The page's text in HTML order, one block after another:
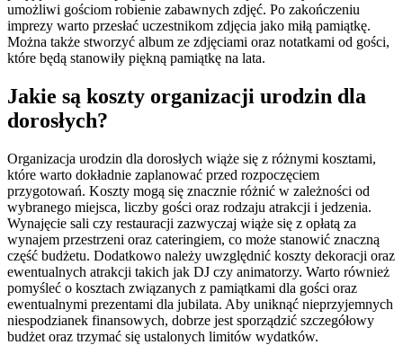
umożliwi gościom robienie zabawnych zdjęć. Po zakończeniu
imprezy warto przesłać uczestnikom zdjęcia jako miłą pamiątkę.
Można także stworzyć album ze zdjęciami oraz notatkami od gości,
które będą stanowiły piękną pamiątkę na lata.
Jakie są koszty organizacji urodzin dla
dorosłych?
Organizacja urodzin dla dorosłych wiąże się z różnymi kosztami,
które warto dokładnie zaplanować przed rozpoczęciem
przygotowań. Koszty mogą się znacznie różnić w zależności od
wybranego miejsca, liczby gości oraz rodzaju atrakcji i jedzenia.
Wynajęcie sali czy restauracji zazwyczaj wiąże się z opłatą za
wynajem przestrzeni oraz cateringiem, co może stanowić znaczną
część budżetu. Dodatkowo należy uwzględnić koszty dekoracji oraz
ewentualnych atrakcji takich jak DJ czy animatorzy. Warto również
pomyśleć o kosztach związanych z pamiątkami dla gości oraz
ewentualnymi prezentami dla jubilata. Aby uniknąć nieprzyjemnych
niespodzianek finansowych, dobrze jest sporządzić szczegółowy
budżet oraz trzymać się ustalonych limitów wydatków.